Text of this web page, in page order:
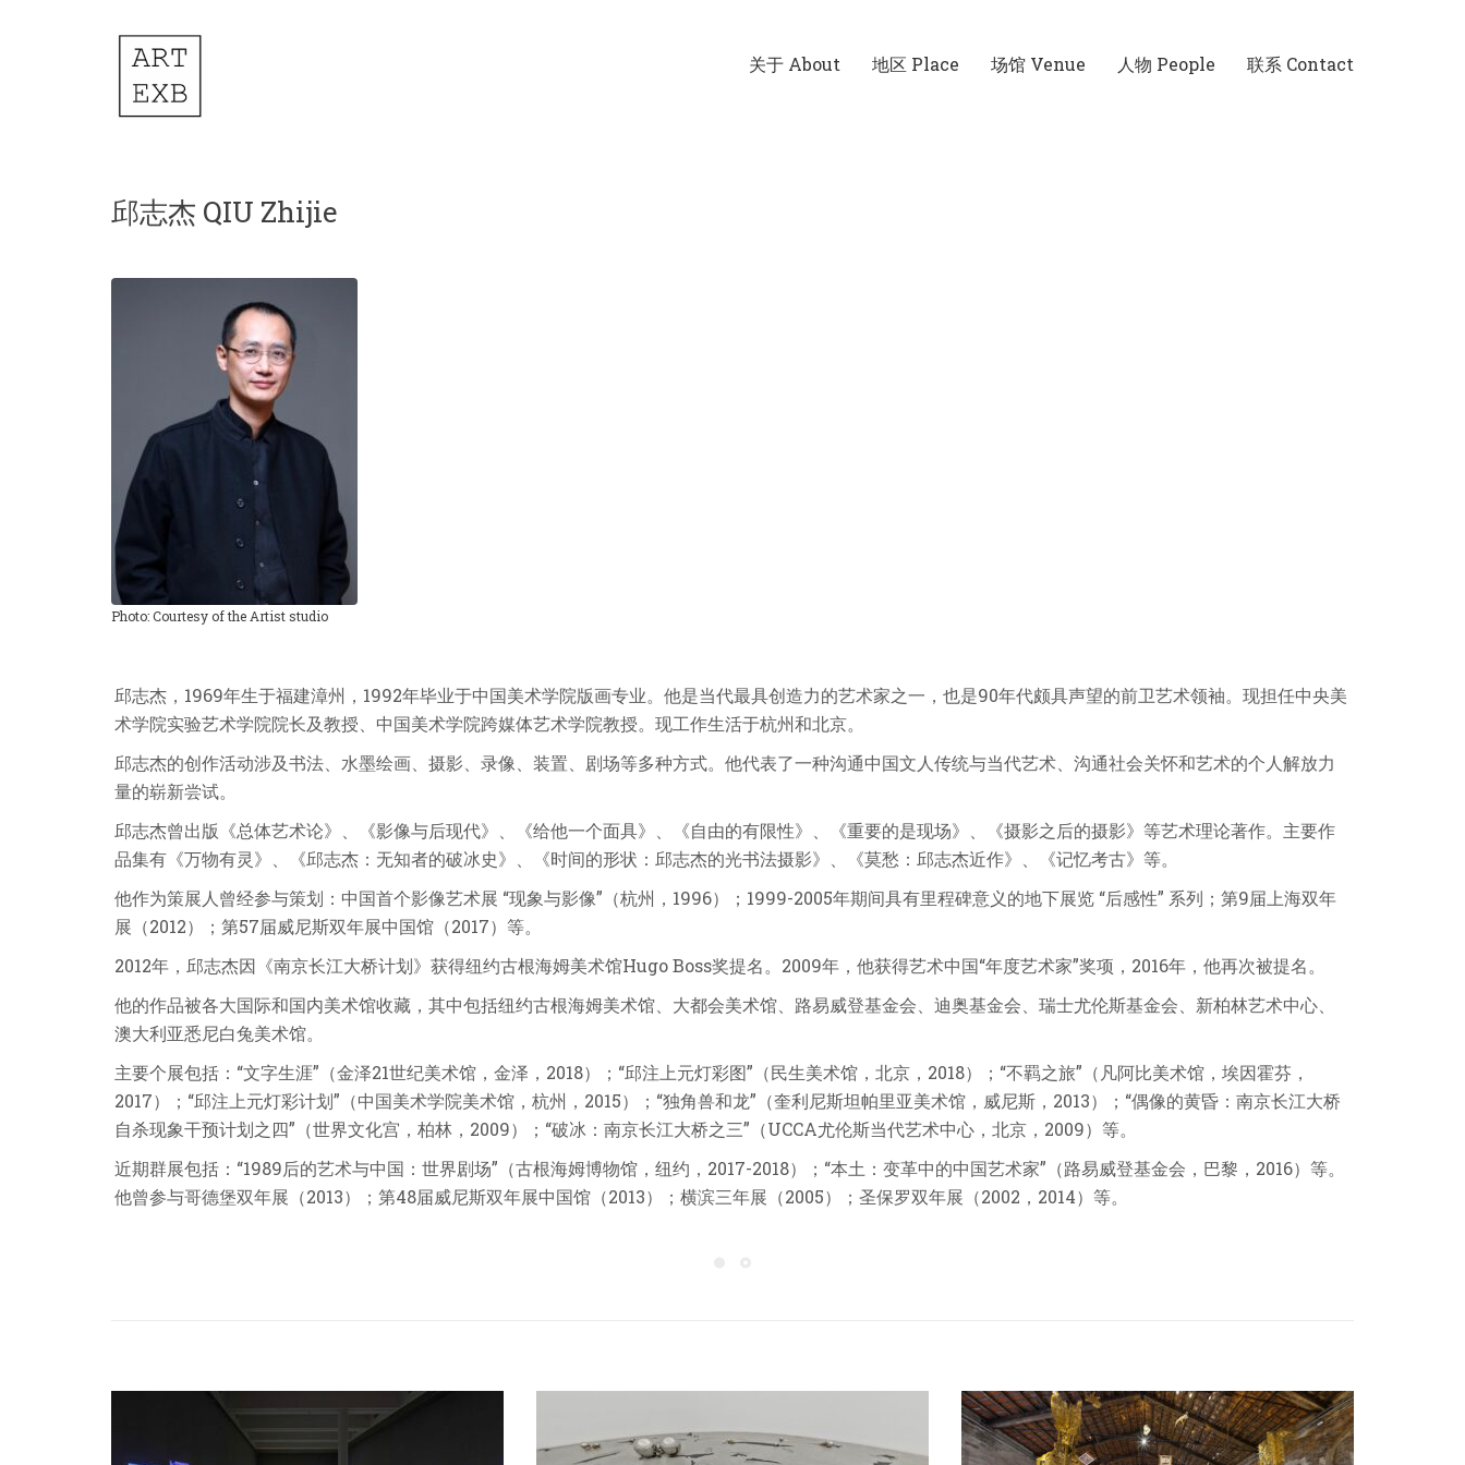
关于 About 地区 Place 场馆 Venue 人物 People 联系 Contact
邱志杰 QIU Zhijie
Photo: Courtesy of the Artist studio
邱志杰， 1969年生于福建漳州， 1992年毕业于中国美术学院版画专业。他是当代最具创造力的艺术家之一，也是90年代颇具声望的前卫艺术领袖。现担任中央美
术学院实验艺术学院院长及教授、中国美术学院跨媒体艺术学院教授。现工作生活于杭州和北京。
邱志杰的创作活动涉及书法、水墨绘画、摄影、录像、装置、剧场等多种方式。他代表了一种沟通中国文人传统与当代艺术、沟通社会关怀和艺术的个人解放力
量的崭新尝试。
邱志杰曾出版《总体艺术论》、《影像与后现代》、《给他一个面具》、《自由的有限性》、《重要的是现场》、《摄影之后的摄影》等艺术理论著作。主要作
品集有《万物有灵》、《邱志杰：无知者的破冰史》、《时间的形状：邱志杰的光书法摄影》、《莫愁：邱志杰近作》、《记忆考古》等。
他作为策展人曾经参与策划：中国首个影像艺术展 “现象与影像”（杭州， 1996）； 1999-2005年期间具有里程碑意义的地下展览 “后感性” 系列；第9届上海双年
展（2012）；第57届威尼斯双年展中国馆（2017）等。
2012年，邱志杰因《南京长江大桥计划》获得纽约古根海姆美术馆Hugo Boss奖提名。 2009年，他获得艺术中国“年度艺术家”奖项， 2016年，他再次被提名。
他的作品被各大国际和国内美术馆收藏，其中包括纽约古根海姆美术馆、大都会美术馆、路易威登基金会、迪奥基金会、瑞士尤伦斯基金会、新柏林艺术中心、
澳大利亚悉尼白兔美术馆。
主要个展包括：“文字生涯”（金泽21世纪美术馆，金泽， 2018）；“邱注上元灯彩图”（民生美术馆，北京， 2018）；“不羁之旅”（凡阿比美术馆，埃因霍芬，
2017）；“邱注上元灯彩计划”（中国美术学院美术馆，杭州， 2015）；“独角兽和龙”（奎利尼斯坦帕里亚美术馆，威尼斯， 2013）；“偶像的黄昏：南京长江大桥
自杀现象干预计划之四”（世界文化宫，柏林， 2009）；“破冰：南京长江大桥之三”（UCCA尤伦斯当代艺术中心，北京， 2009）等。
近期群展包括：“1989后的艺术与中国：世界剧场”（古根海姆博物馆，纽约， 2017-2018）；“本土：变革中的中国艺术家”（路易威登基金会，巴黎， 2016）等。
他曾参与哥德堡双年展（2013）；第48届威尼斯双年展中国馆（2013）；横滨三年展（2005）；圣保罗双年展（2002 ， 2014）等。